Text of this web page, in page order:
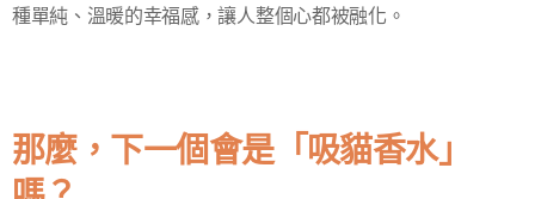
種單純、溫暖的幸福感，讓人整個心都被融化。
那麼，下一個會是「吸貓香水」